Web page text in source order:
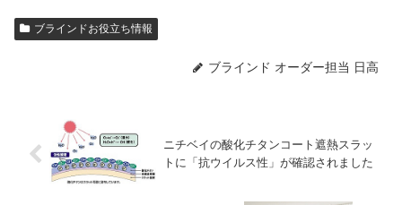
ブラインドお役立ち情報
ブラインド オーダー担当 日高
ニチベイの酸化チタンコート遮熱スラッ
トに「抗ウイルス性」が確認されました